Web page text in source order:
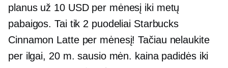
planus už 10 USD per mėnesį iki metų
pabaigos. Tai tik 2 puodeliai Starbucks
Cinnamon Latte per mėnesį! Tačiau nelaukite
per ilgai, 20 m. sausio mėn. kaina padidės iki